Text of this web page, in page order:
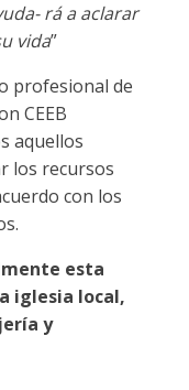
rá a aclarar
vida”
profesional de
CEEB
aquellos
los recursos
con los
esta
iglesia local,
y